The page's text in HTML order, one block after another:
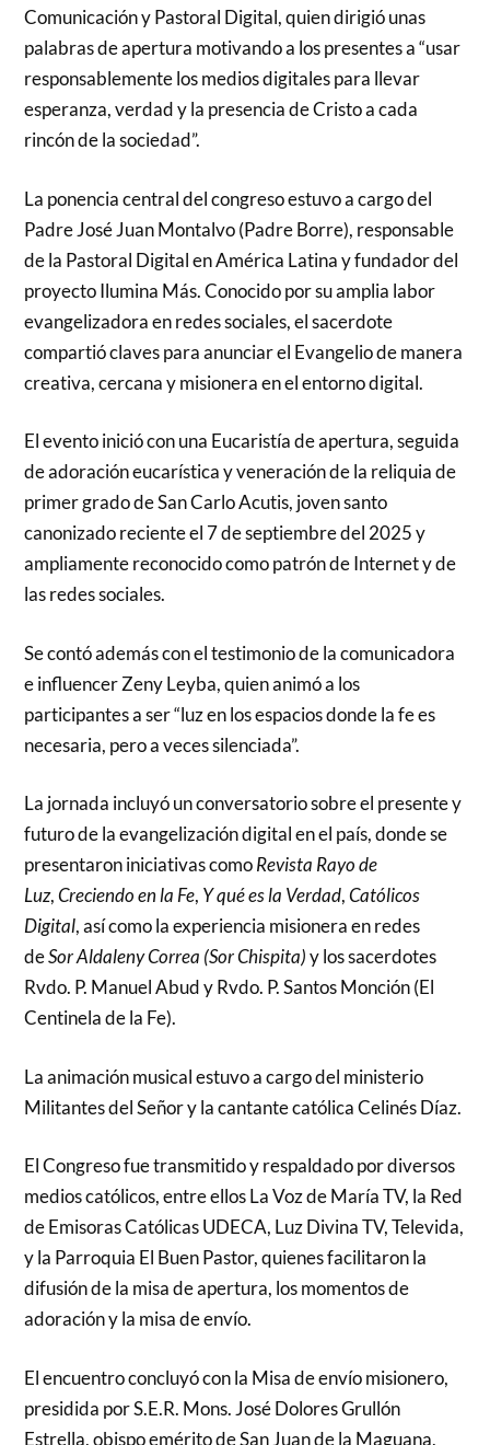
Comunicación y Pastoral Digital, quien dirigió unas
palabras de apertura motivando a los presentes a “usar
responsablemente los medios digitales para llevar
esperanza, verdad y la presencia de Cristo a cada
rincón de la sociedad”.
La ponencia central del congreso estuvo a cargo del
Padre José Juan Montalvo (Padre Borre), responsable
de la Pastoral Digital en América Latina y fundador del
proyecto Ilumina Más. Conocido por su amplia labor
evangelizadora en redes sociales, el sacerdote
compartió claves para anunciar el Evangelio de manera
creativa, cercana y misionera en el entorno digital.
El evento inició con una Eucaristía de apertura, seguida
de adoración eucarística y veneración de la reliquia de
primer grado de San Carlo Acutis, joven santo
canonizado reciente el 7 de septiembre del 2025 y
ampliamente reconocido como patrón de Internet y de
las redes sociales.
Se contó además con el testimonio de la comunicadora
e influencer Zeny Leyba, quien animó a los
participantes a ser “luz en los espacios donde la fe es
necesaria, pero a veces silenciada”.
La jornada incluyó un conversatorio sobre el presente y
futuro de la evangelización digital en el país, donde se
presentaron iniciativas comoRevista Rayo de
Luz,Creciendo en la Fe, Y qué es la Verdad,Católicos
Digital, así como la experiencia misionera en redes
deSor Aldaleny Correa (Sor Chispita)y los sacerdotes
Rvdo. P. Manuel Abud y Rvdo. P. Santos Monción (El
Centinela de la Fe).
La animación musical estuvo a cargo del ministerio
Militantes del Señor y la cantante católica Celinés Díaz.
El Congreso fue transmitido y respaldado por diversos
medios católicos, entre ellos La Voz de María TV, la Red
de Emisoras Católicas UDECA, Luz Divina TV, Televida,
y la Parroquia El Buen Pastor, quienes facilitaron la
difusión de la misa de apertura, los momentos de
adoración y la misa de envío.
El encuentro concluyó con la Misa de envío misionero,
presidida por S.E.R. Mons. José Dolores Grullón
Estrella, obispo emérito de San Juan de la Maguana,